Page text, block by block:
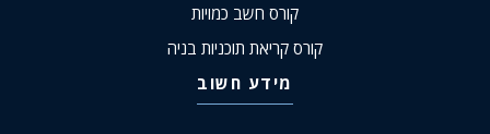
קורס חשב כמויות
קורס קריאת תוכניות בניה
מידע חשוב